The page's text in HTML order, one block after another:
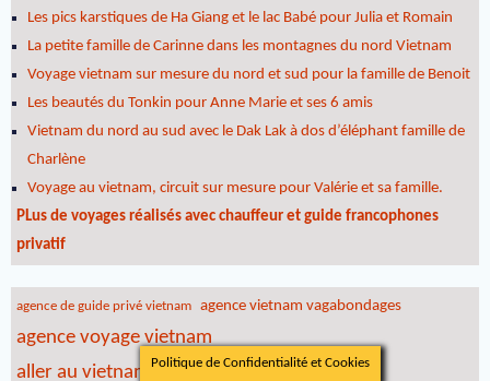
Les pics karstiques de Ha Giang et le lac Babé pour Julia et Romain
La petite famille de Carinne dans les montagnes du nord Vietnam
Voyage vietnam sur mesure du nord et sud pour la famille de Benoit
Les beautés du Tonkin pour Anne Marie et ses 6 amis
Vietnam du nord au sud avec le Dak Lak à dos d’éléphant famille de
Charlène
Voyage au vietnam, circuit sur mesure pour Valérie et sa famille.
PLus de voyages réalisés avec chauffeur et guide francophones
privatif
agence de guide privé vietnam agence vietnam vagabondages
agence voyage vietnam
aller au vietnam avec un guide
Politique de Confidentialité et Cookies